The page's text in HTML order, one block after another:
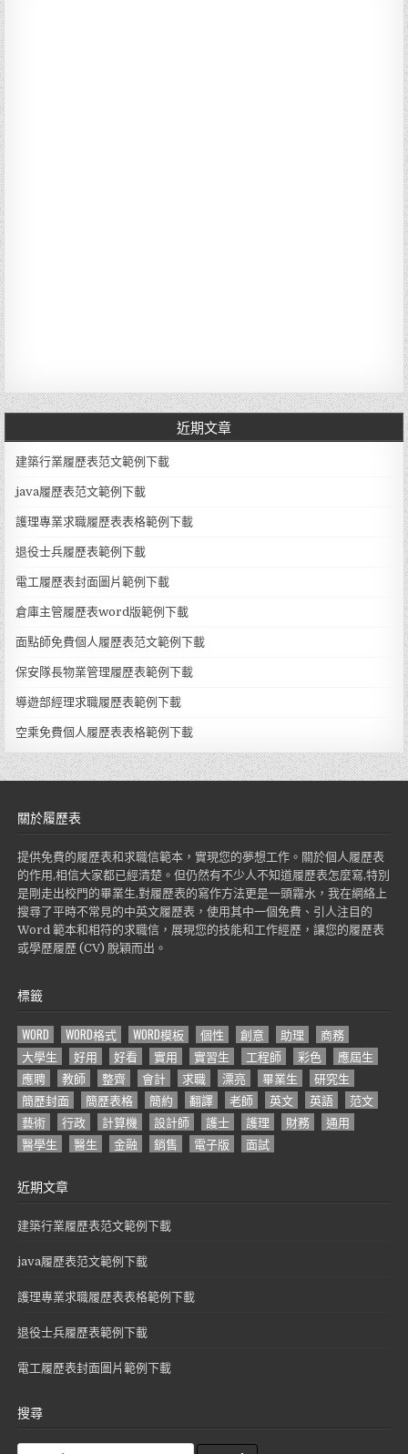
近期文章
建築行業履歷表范文範例下載
java履歷表范文範例下載
護理專業求職履歷表表格範例下載
退役士兵履歷表範例下載
電工履歷表封面圖片範例下載
倉庫主管履歷表word版範例下載
面點師免費個人履歷表范文範例下載
保安隊長物業管理履歷表範例下載
導遊部經理求職履歷表範例下載
空乘免費個人履歷表表格範例下載
關於履歷表
提供免費的履歷表和求職信範本，實現您的夢想工作。關於個人履歷表
的作用,相信大家都已經清楚。但仍然有不少人不知道履歷表怎麼寫,特別
是剛走出校門的畢業生,對履歷表的寫作方法更是一頭霧水，我在網絡上
搜尋了平時不常見的中英文履歷表，使用其中一個免費、引人注目的
Word 範本和相符的求職信，展現您的技能和工作經歷，讓您的履歷表
或學歷履歷 (CV) 脫穎而出。
標籤
WORD WORD格式 WORD模板 個性 創意 助理
商務
大學生
好用 好看 實用 實習生 工程師 彩色
應屆生
應聘
教師 整齊 會計 求職 漂亮 畢業生
研究生
簡歷封面
簡歷表格 簡約 翻譯 老師 英文 英語
范文
藝術
行政 計算機 設計師 護士 護理 財務
通用
醫學生
醫生 金融 銷售 電子版 面試
近期文章
建築行業履歷表范文範例下載
java履歷表范文範例下載
護理專業求職履歷表表格範例下載
退役士兵履歷表範例下載
電工履歷表封面圖片範例下載
搜尋